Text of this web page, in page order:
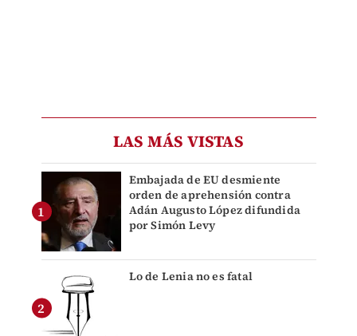
LAS MÁS VISTAS
Embajada de EU desmiente
orden de aprehensión contra
Adán Augusto López difundida
por Simón Levy
Lo de Lenia no es fatal